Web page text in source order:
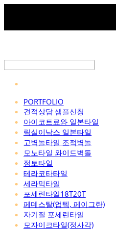
PORTFOLIO
견적상담 샘플신청
아이코트료와 일본타일
릭실이낙스 일본타일
고벽돌타일 조적벽돌
모노타일 와이드벽돌
점토타일
테라코타타일
세라믹타일
포세린타일18T20T
페데스탈(업텍, 페이그란)
자기질 포세린타일
모자이크타일(정사각)